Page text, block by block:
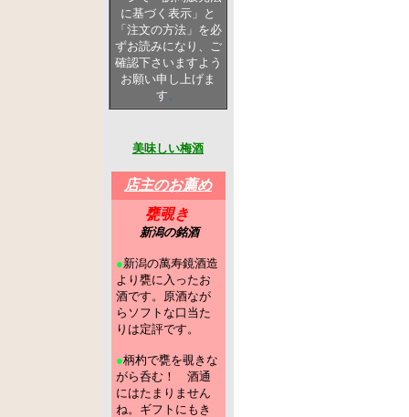
に基づく表示」と
「注文の方法」を必
ずお読みになり、ご
確認下さいますよう
お願い申し上げま
す。
美味しい梅酒
店主のお薦め
甕覗き
新潟の銘酒
●新潟の萬寿鏡酒造
より甕に入ったお
酒です。原酒なが
らソフトな口当た
りは定評です。
●柄杓で甕を覗きな
がら呑む！ 酒通
にはたまりません
ね。ギフトにもき